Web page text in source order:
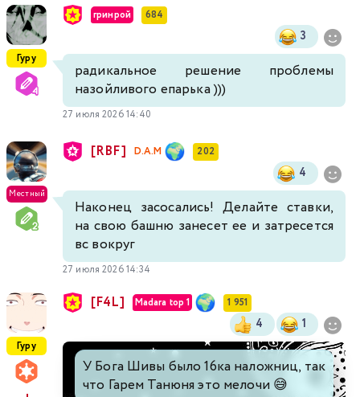
Гуру
гринрой 684
3
радикальное решение проблемы
назойливого епарька )))
27 июля 2026 14:40
Местный
[RBF] D.A.M 202
4
Наконец засосались! Делайте ставки,
на свою башню занесет ее и затресется
вс вокруг
27 июля 2026 14:34
Гуру
[F4L] Madara top 1 1 951
4 1
У Бога Шивы было 16ка наложниц, так
что Гарем Танюня это мелочи 😅